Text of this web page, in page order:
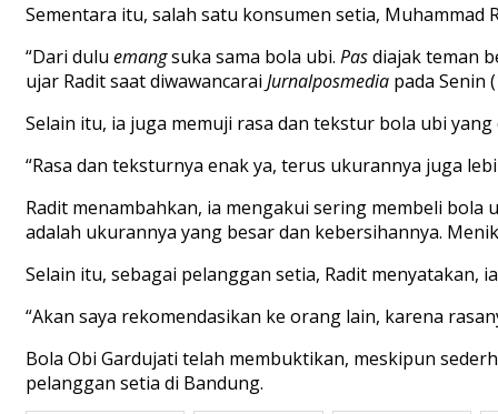
Sementara itu, salah satu konsumen setia,
“Dari dulu emangsuka sama bola ubi. Pasdiajak teman
ujar Radit saat diwawancarai Jurnalposmedia pada Senin
Selain itu, ia juga memuji rasa dan tekstur bola ubi
“Rasa dan teksturnya enak ya, terus ukurannya juga
Radit menambahkan, ia mengakui sering membeli
adalah ukurannya yang besar dan kebersihannya.
Selain itu, sebagai pelanggan setia, Radit menyatakan,
“Akan saya rekomendasikan ke orang lain, karena
Bola Obi Gardujati telah membuktikan, meskipun
pelanggan setia di Bandung.